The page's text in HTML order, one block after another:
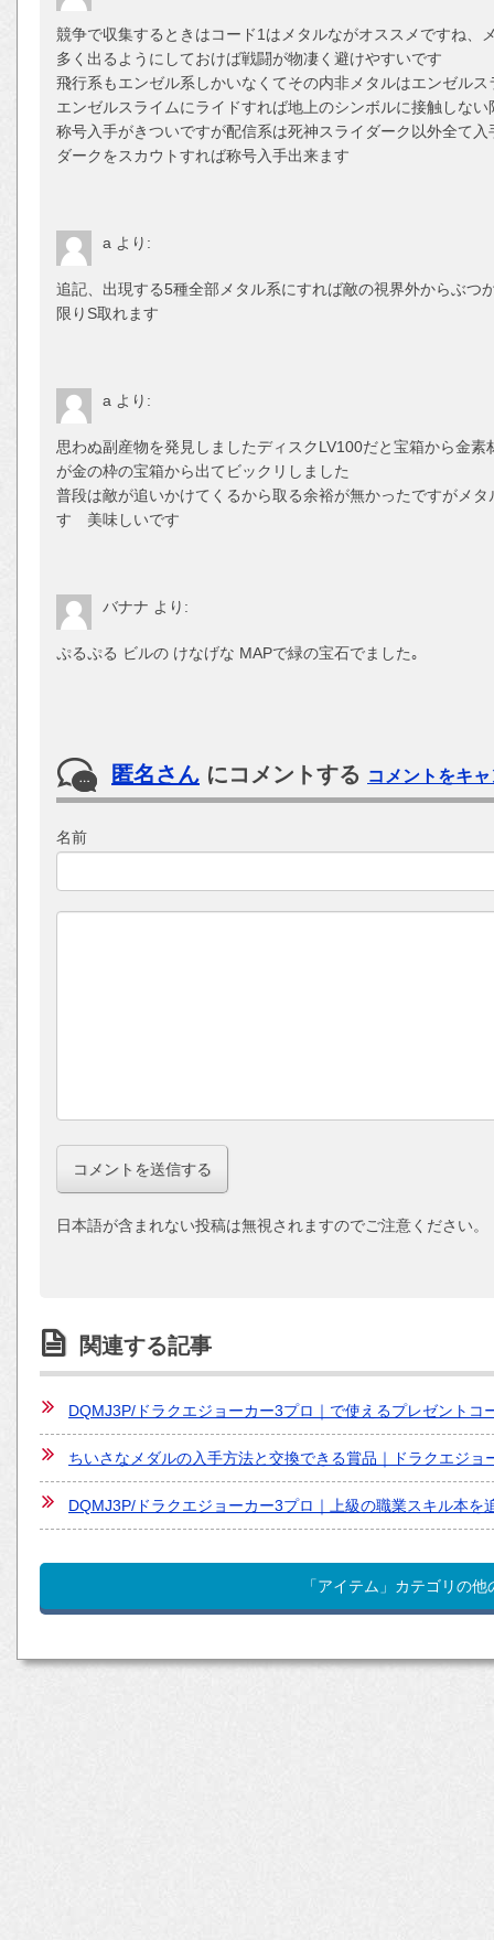
競争で収集するときはコード1はメタルながオススメですね、
多く出るようにしておけば戦闘が物凄く避けやすいです
飛行系もエンゼル系しかいなくてその内非メタルはエンゼルス
エンゼルスライムにライドすれば地上のシンボルに接触しな
称号入手がきついですが配信系は死神スライダーク以外全て
ダークをスカウトすれば称号入手出来ます
a より:
追記、出現する5種全部メタル系にすれば敵の視界外からぶつ
限りS取れます
a より:
思わぬ副産物を発見しましたディスクLV100だと宝箱から金
が金の枠の宝箱から出てビックリしました
普段は敵が追いかけてくるから取る余裕が無かったですがメ
す 美味しいです
バナナ より:
ぷるぷる ビルの けなげな MAPで緑の宝石でました｡
匿名さん にコメントする コメントをキ
名前
日本語が含まれない投稿は無視されますのでご注意ください
関連する記事
DQMJ3P/ドラクエジョーカー3プロ｜で使えるプレゼントコ
ちいさなメダルの入手方法と交換できる賞品｜ドラクエジョ
DQMJ3P/ドラクエジョーカー3プロ｜上級の職業スキル本を
「アイテム」カテゴリの